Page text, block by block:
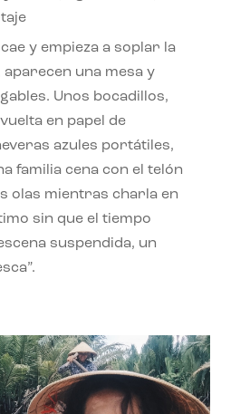
y empieza a soplar la
una mesa y
Unos bocadillos,
en papel de
azules portátiles,
familia cena con el telón
olas mientras charla en
sin que el tiempo
suspendida, un